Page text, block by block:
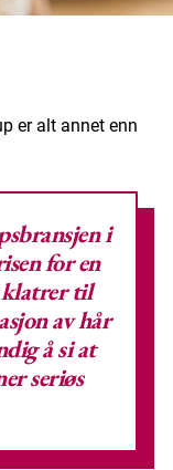
er alt annet enn
i
for en
til
av hår
å si at
seriøs